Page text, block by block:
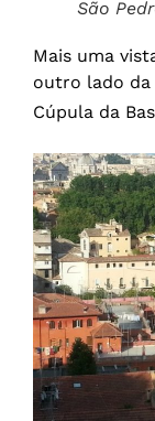
São
Mais uma
outro lado da
Cúpula da